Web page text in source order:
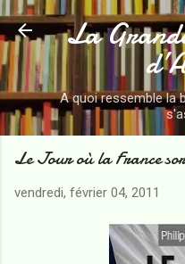
Accéder
La
A quoi ressemble la
Le Jour où la France
vendredi, février 04, 2011